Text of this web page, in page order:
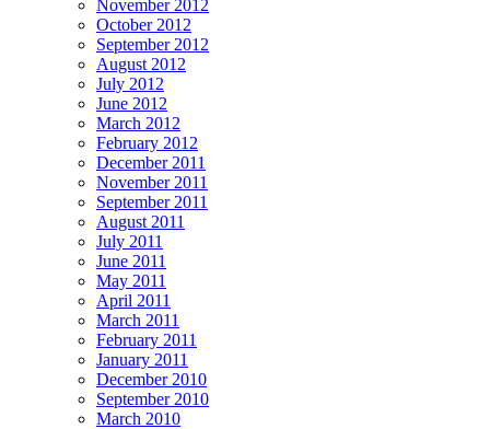
November 2012
October 2012
September 2012
August 2012
July 2012
June 2012
March 2012
February 2012
December 2011
November 2011
September 2011
August 2011
July 2011
June 2011
May 2011
April 2011
March 2011
February 2011
January 2011
December 2010
September 2010
March 2010